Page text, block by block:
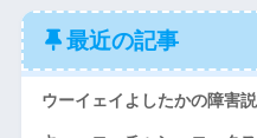
最近の記事
ウーイェイよしたかの障害